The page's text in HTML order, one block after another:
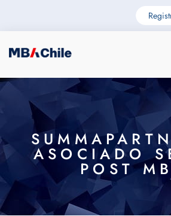
ASOCIADO
POST